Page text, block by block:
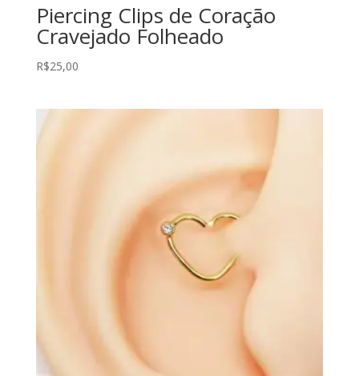
Piercing Clips de Coração
Cravejado Folheado
R$25,00